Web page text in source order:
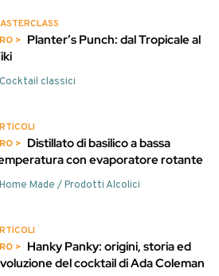
Planter’s Punch: dal Tropicale al
Cocktail classici
Distillato di basilico a bassa
con evaporatore rotante
Home Made / Prodotti Alcolici
Hanky Panky: origini, storia ed
del cocktail di Ada Coleman